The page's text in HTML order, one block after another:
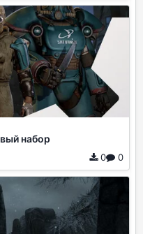
набор
0 0